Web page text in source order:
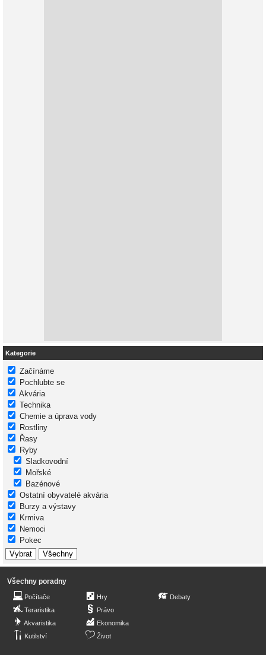
Kategorie
Začínáme
Pochlubte se
Akvária
Technika
Chemie a úprava vody
Rostliny
Řasy
Ryby
Sladkovodní
Mořské
Bazénové
Ostatní obyvatelé akvária
Burzy a výstavy
Krmiva
Nemoci
Pokec
Všechny poradny
Počítače
Teraristika
Akvaristika
Kutilství
Hry
Právo
Ekonomika
Život
Debaty